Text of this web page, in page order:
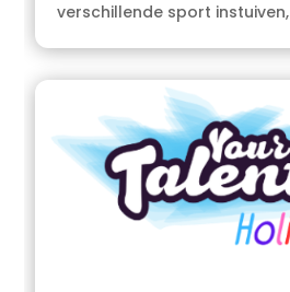
verschillende sport instuiven,